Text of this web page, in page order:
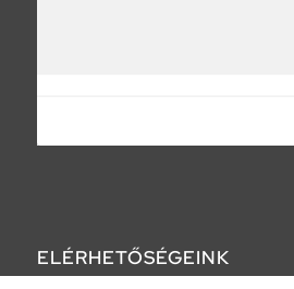
ELÉRHETŐSÉGEINK